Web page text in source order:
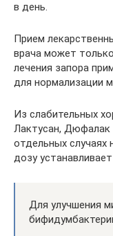
в день.
Прием
врача может
лечения запора
для нормализации
Из слабительных
Лактусан, Дюфалак
отдельных случаях
дозу
Для улучшения